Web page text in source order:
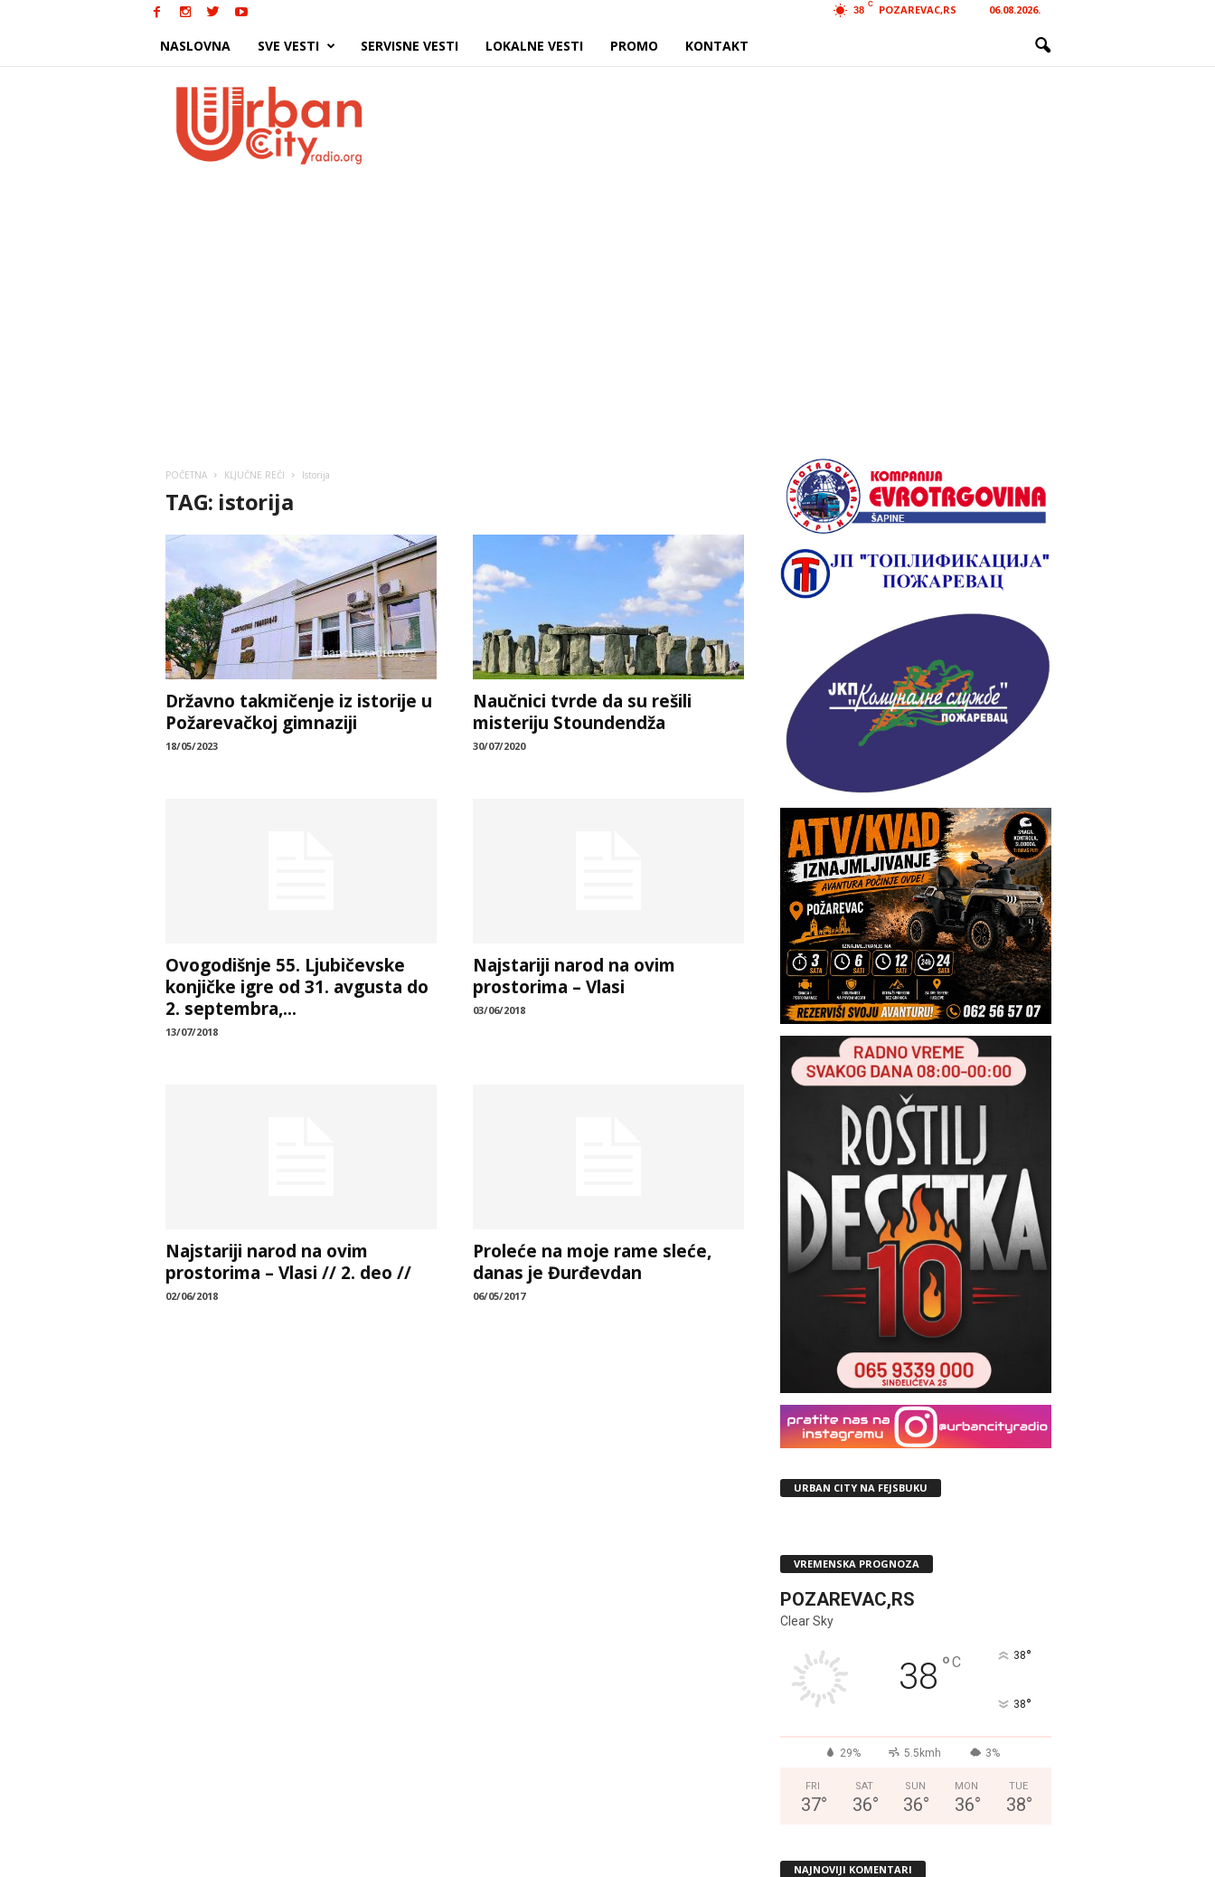
38
C POZAREVAC,RS 06.08.2026.
NASLOVNA SVE VESTI SERVISNE VESTI LOKALNE VESTI PROMO KONTAKT
POČETNA KLJUČNE REČI Istorija
TAG: istorija
Državno takmičenje iz istorije u
Požarevačkoj gimnaziji
18/05/2023
Naučnici tvrde da su rešili
misteriju Stoundendža
30/07/2020
Ovogodišnje 55. Ljubičevske
konjičke igre od 31. avgusta do
2. septembra,...
13/07/2018
Najstariji narod na ovim
prostorima – Vlasi
03/06/2018
Najstariji narod na ovim
prostorima – Vlasi // 2. deo //
02/06/2018
Proleće na moje rame sleće,
danas je Đurđevdan
06/05/2017
URBAN CITY NA FEJSBUKU
VREMENSKA PROGNOZA
POZAREVAC,RS
Clear Sky
38 °C 38°
38°
29% 5.5kmh 3%
FRI
37°
SAT
36°
SUN
36°
MON
36°
TUE
38°
NAJNOVIJI KOMENTARI